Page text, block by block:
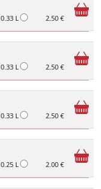
0.33 L
2.50 €
0.33 L
2.50 €
0.33 L
2.50 €
0.25 L 2.00 €